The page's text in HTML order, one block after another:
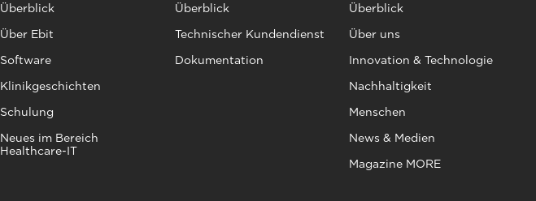
Überblick
Über Ebit
Software
Klinikgeschichten
Schulung
Neues im Bereich
Healthcare-IT
Überblick
Technischer Kundendienst
Dokumentation
Überblick
Über uns
Innovation & Technologie
Nachhaltigkeit
Menschen
News & Medien
Magazine MORE